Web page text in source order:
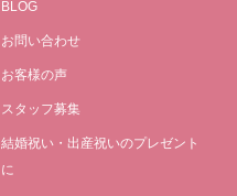
BLOG
お問い合わせ
お客様の声
スタッフ募集
結婚祝い・出産祝いのプレゼント
に